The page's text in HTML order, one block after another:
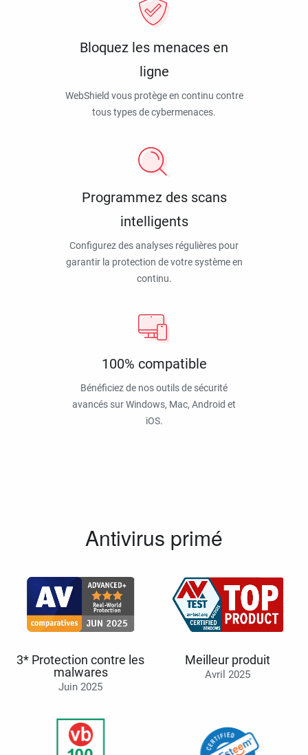
Bloquez les menaces en
ligne
WebShield vous protège en continu contre
tous types de cybermenaces.
Programmez des scans
intelligents
Configurez des analyses régulières pour
garantir la protection de votre système en
continu.
100% compatible
Bénéficiez de nos outils de sécurité
avancés sur Windows, Mac, Android et
iOS.
Antivirus primé
3* Protection contre les
malwares
Juin 2025
Meilleur produit
Avril 2025